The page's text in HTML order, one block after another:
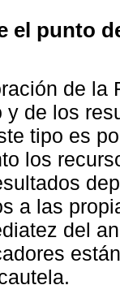
el punto
de la
y de los
tipo es
los
a las
del